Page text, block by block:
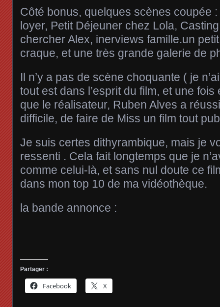
Côté bonus, quelques scènes coupée
loyer, Petit Déjeuner chez Lola,
chercher Alex, inerviews famille.un
craque, et une très grande galerie de
Il n’y a pas de scène choquante ( je
tout est dans l’esprit du film, et une
que le réalisateur, Ruben Alves a
difficile, de faire de Miss un film tout
Je suis certes dithyrambique, mais je
ressenti . Cela fait longtemps que je
comme celui-là, et sans nul doute ce
dans mon top 10 de ma vidéothèque.
la bande annonce :
Partager :
Facebook X